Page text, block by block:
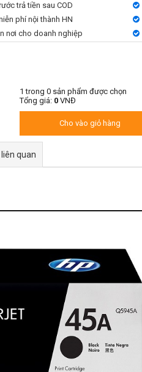
trả tiền sau COD
phí nội thành HN
nơi cho doanh nghiệp
1 trong 0 sản phẩm được chọn
Tổng giá: 0 VNĐ
Cho vào giỏ hàng
quan